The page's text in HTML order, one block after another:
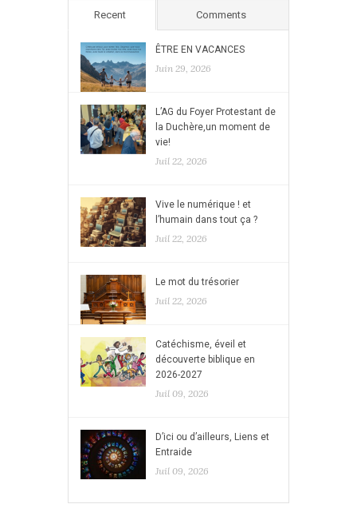
Recent Comments
ÊTRE EN VACANCES
Juin 29, 2026
L’AG du Foyer Protestant de
la Duchère,un moment de
vie!
Juil 22, 2026
Vive le numérique ! et
l’humain dans tout ça ?
Juil 22, 2026
Le mot du trésorier
Juil 22, 2026
Catéchisme, éveil et
découverte biblique en
2026-2027
Juil 09, 2026
D’ici ou d’ailleurs, Liens et
Entraide
Juil 09, 2026